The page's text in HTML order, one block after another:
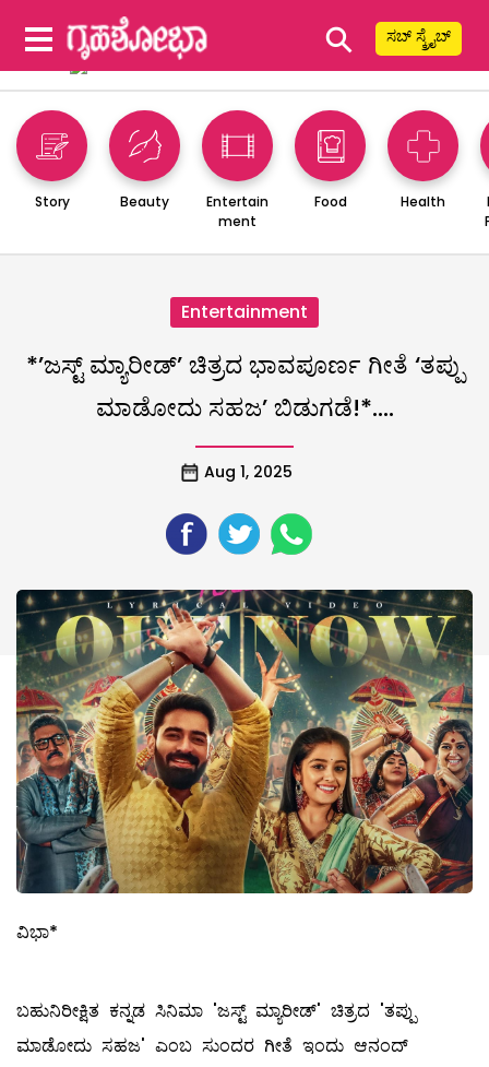
⚲ ಸಬ್ ಸ್ಕ್ರೈಬ್
Story Beauty
Entertain
ment
Food Health
Entertainment
*’ಜಸ್ಟ್ ಮ್ಯಾರೀಡ್’ ಚಿತ್ರದ ಭಾವಪೂರ್ಣ ಗೀತೆ ‘ತಪ್ಪು
ಮಾಡೋದು ಸಹಜ’ ಬಿಡುಗಡೆ!*….
Aug 1, 2025
ವಿಭಾ*
ಬಹುನಿರೀಕ್ಷಿತ ಕನ್ನಡ ಸಿನಿಮಾ 'ಜಸ್ಟ್ ಮ್ಯಾರೀಡ್' ಚಿತ್ರದ 'ತಪ್ಪು
ಮಾಡೋದು ಸಹಜ' ಎಂಬ ಸುಂದರ ಗೀತೆ ಇಂದು ಆನಂದ್